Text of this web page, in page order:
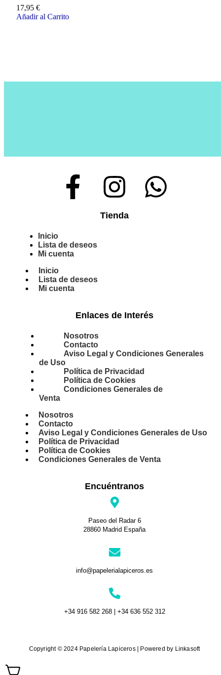
17,95 €
Añadir al Carrito
Tienda
Inicio
Lista de deseos
Mi cuenta
Inicio
Lista de deseos
Mi cuenta
Enlaces de Interés
Nosotros
Contacto
Aviso Legal y Condiciones Generales
de Uso
Política de Privacidad
Política de Cookies
Condiciones Generales de
Venta
Nosotros
Contacto
Aviso Legal y Condiciones Generales de Uso
Política de Privacidad
Política de Cookies
Condiciones Generales de Venta
Encuéntranos
Paseo del Radar 6
28860 Madrid España
info@papelerialapiceros.es
+34 916 582 268 | +34 636 552 312
Copyright © 2024 Papelería Lapiceros | Powered by Linkasoft